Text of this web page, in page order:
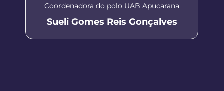
Coordenadora do polo UAB Apucarana
Sueli Gomes Reis Gonçalves